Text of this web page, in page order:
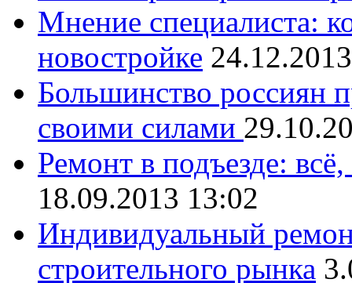
Мнение специалиста:
новостройке
Большинство россиян
своими силами
Ремонт в подъезде:
18.09.2013 13:02
Индивидуальный
строительного рынка